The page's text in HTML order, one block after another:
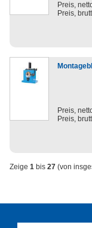
Preis,
Preis,
Preis,
Preis,
Zeige 1 bis 27 (von